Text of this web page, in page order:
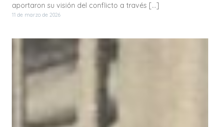
aportaron su visión del conflicto a través […]
11 de marzo de 2026